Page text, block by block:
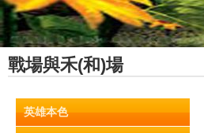
戰場與禾(和)場
英雄本色